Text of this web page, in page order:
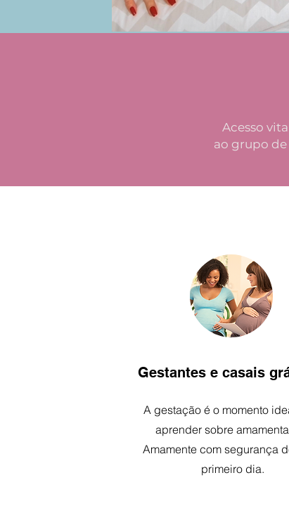
Acesso
ao grupo de
Gestantes e casais
A gestação é o momento
aprender sobre
Amamente com segurança
primeiro dia.